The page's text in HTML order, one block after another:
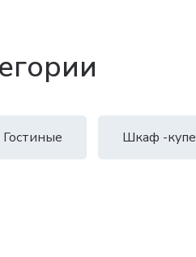
Гостиные Шкаф -купе